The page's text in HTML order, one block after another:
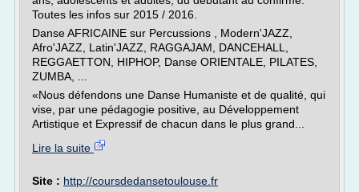
Toutes les infos sur 2015 / 2016.
Danse AFRICAINE sur Percussions , Modern'JAZZ,
Afro'JAZZ, Latin'JAZZ, RAGGAJAM, DANCEHALL,
REGGAETTON, HIPHOP, Danse ORIENTALE, PILATES,
ZUMBA, ...
«Nous défendons une Danse Humaniste et de qualité, qui
vise, par une pédagogie positive, au Développement
Artistique et Expressif de chacun dans le plus grand...
Lire la suite
Site : http://coursdedansetoulouse.fr